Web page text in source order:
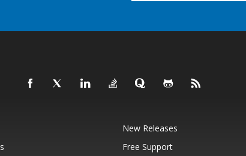
New Releases
Free Support